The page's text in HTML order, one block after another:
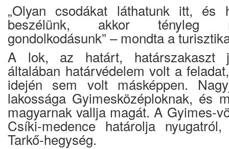
„Olyan csodákat láthatunk itt,
beszélünk, akkor tényleg
gondolkodásunk” – mondta a
A lok, az határt, határszakaszt
általában határvédelem volt a
idején sem volt másképpen.
lakossága Gyimesközéploknak, és
magyarnak vallja magát. A Gyimes-
Csíki-medence határolja
Tarkő-hegység.